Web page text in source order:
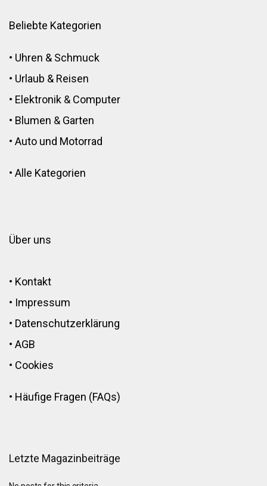
Beliebte Kategorien
• Uhren & Schmuck
• Urlaub & Reisen
• Elektronik & Computer
• Blumen & Garten
• Auto und Motorrad
• Alle Kategorien
Über uns
• Kontakt
• Impressum
• Datenschutzerklärung
• AGB
• Cookies
• Häufige Fragen (FAQs)
Letzte Magazinbeiträge